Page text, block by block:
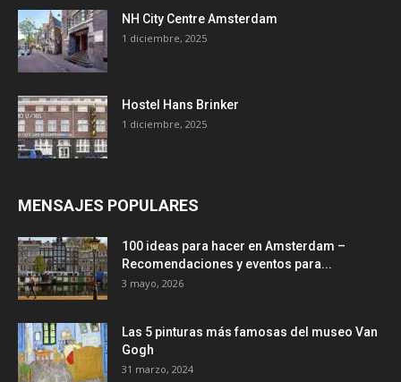
NH City Centre Amsterdam
1 diciembre, 2025
Hostel Hans Brinker
1 diciembre, 2025
MENSAJES POPULARES
100 ideas para hacer en Amsterdam –
Recomendaciones y eventos para...
3 mayo, 2026
Las 5 pinturas más famosas del museo Van
Gogh
31 marzo, 2024